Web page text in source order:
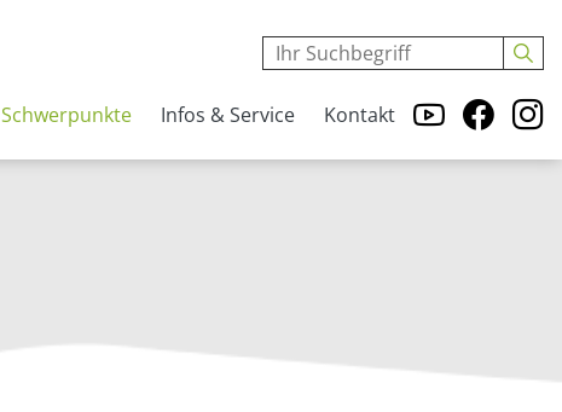
Schwerpunkte Infos & Service Kontakt